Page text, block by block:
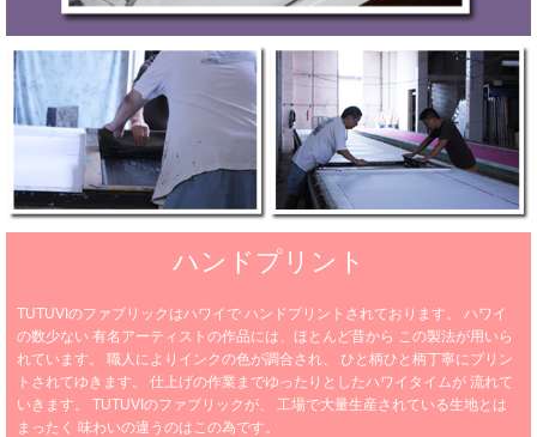
ハンドプリント
TUTUVIのファブリックはハワイでハンドプリントされております。
ハワイ
の数少ない 有名アーティストの作品には、ほとんど昔から この製法が用いら
れています。
職人によりインクの色が調合され、
ひと柄ひと柄丁寧にプリン
トされてゆきます。 仕上げの作業までゆったりとしたハワイタイムが流れて
いきます。
TUTUVIのファブリックが、
工場で大量生産されている生地とは
まったく 味わいの違うのはこの為です。